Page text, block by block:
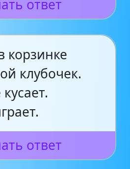
ответ
корзинке
клубочек.
ответ